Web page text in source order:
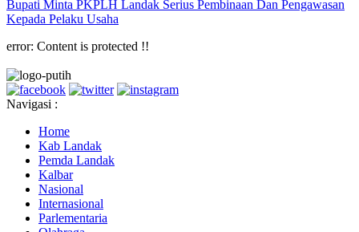
Bupati Minta PKPLH Landak Serius Pembinaan Dan Pengawasan
Kepada Pelaku Usaha
error: Content is protected !!
Navigasi :
Home
Kab Landak
Pemda Landak
Kalbar
Nasional
Internasional
Parlementaria